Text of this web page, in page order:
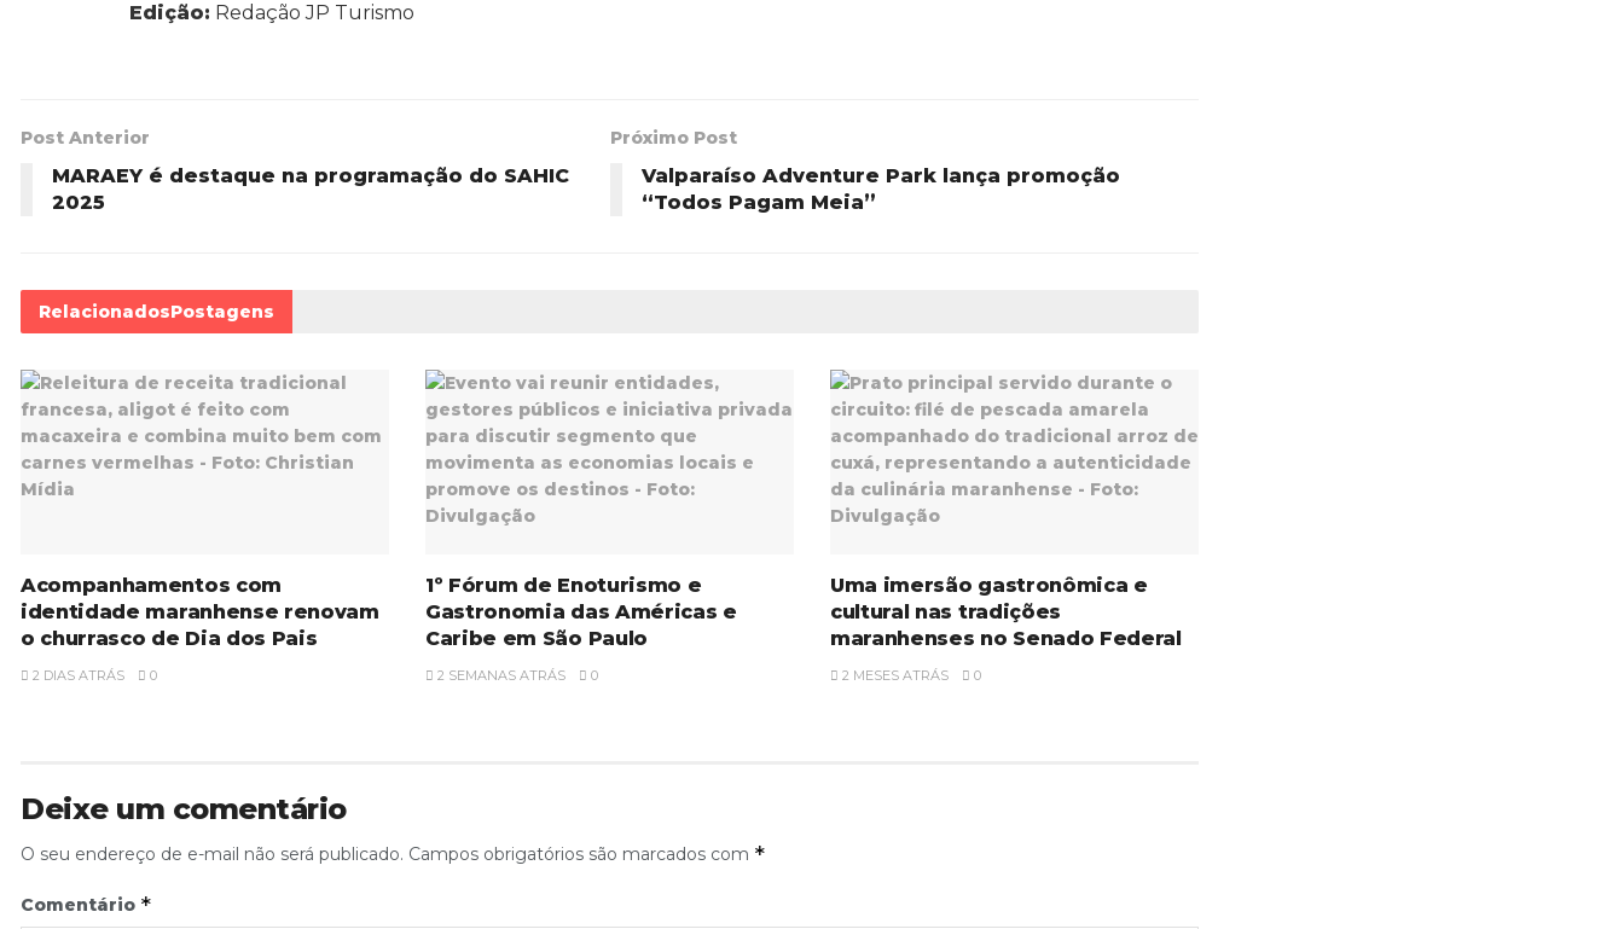
Edição: Redação JP Turismo
Post Anterior
MARAEY é destaque na programação do SAHIC
2025
Próximo Post
Valparaíso Adventure Park lança promoção
“Todos Pagam Meia”
RelacionadosPostagens
Acompanhamentos com
identidade maranhense renovam
o churrasco de Dia dos Pais
2 DIAS ATRÁS 0
1º Fórum de Enoturismo e
Gastronomia das Américas e
Caribe em São Paulo
2 SEMANAS ATRÁS 0
Uma imersão gastronômica e
cultural nas tradições
maranhenses no Senado Federal
2 MESES ATRÁS 0
Deixe um comentário
O seu endereço de e-mail não será publicado. Campos obrigatórios são marcados com *
Comentário *